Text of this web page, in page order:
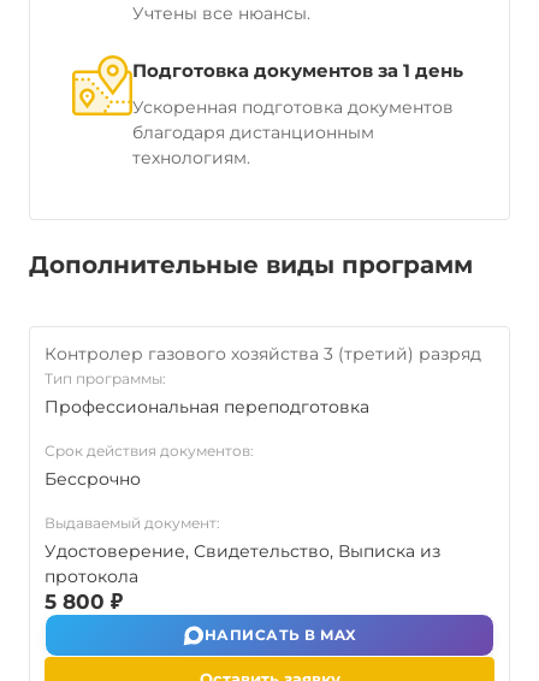
Учтены все нюансы.
Подготовка документов за 1 день
Ускоренная подготовка документов
благодаря дистанционным
технологиям.
Дополнительные виды программ
Контролер газового хозяйства 3 (третий) разряд
Тип программы:
Профессиональная переподготовка
Срок действия документов:
Бессрочно
Выдаваемый документ:
Удостоверение, Свидетельство, Выписка из
протокола
5 800 ₽
НАПИСАТЬ В MAX